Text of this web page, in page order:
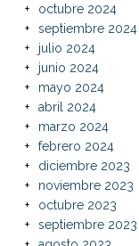
octubre 2024
septiembre 2024
julio 2024
junio 2024
mayo 2024
abril 2024
marzo 2024
febrero 2024
diciembre 2023
noviembre 2023
octubre 2023
septiembre 2023